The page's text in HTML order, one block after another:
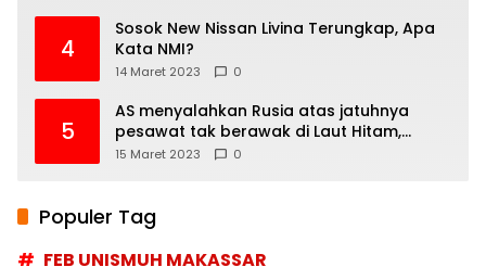
4
Sosok New Nissan Livina Terungkap, Apa
Kata NMI?
14 Maret 2023 0
5
AS menyalahkan Rusia atas jatuhnya
pesawat tak berawak di Laut Hitam,
Moskow menyangkal
15 Maret 2023 0
Populer Tag
FEB UNISMUH MAKASSAR